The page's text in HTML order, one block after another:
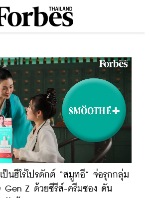
ป็นฮีโร่โปรดักต์ “สมูทอี” จ่อรุกกลุ่ม
Gen Z ด้วยซีรีส์-ครีมซอง ดัน